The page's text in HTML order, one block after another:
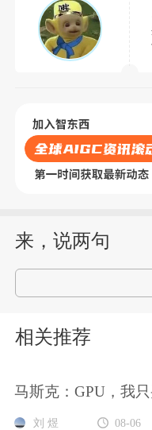
来，说两句
相关推荐
马斯克：GPU，我
刘 煜 08-06